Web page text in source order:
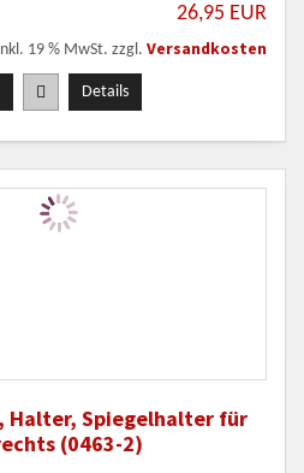
26,95 EUR
19 % MwSt. zzgl. Versandkosten
Details
Halter, Spiegelhalter für
(0463-2)